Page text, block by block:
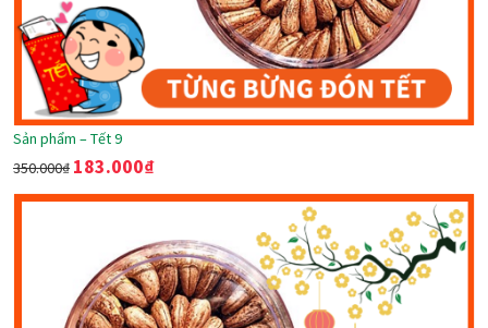
Sản phẩm – Tết 9
350.000₫ 183.000₫